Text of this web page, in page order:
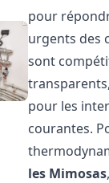
pour
urgents des
sont
pour les
courantes.
les Mimosas